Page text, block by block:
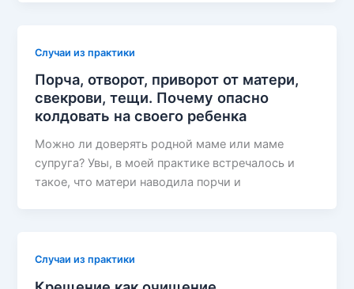
Случаи из практики
Порча, отворот, приворот от матери,
свекрови, тещи. Почему опасно
колдовать на своего ребенка
Можно ли доверять родной маме или маме
супруга? Увы, в моей практике встречалось и
такое, что матери наводила порчи и
Случаи из практики